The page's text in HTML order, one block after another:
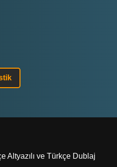
Altyazılı ve Türkçe Dublaj